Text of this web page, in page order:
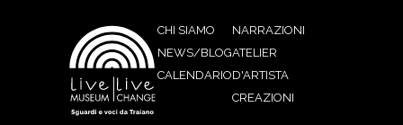
CHI SIAMO
NEWS/BLOG
CALENDARIO
NARRAZIONI
ATELIER
D'ARTISTA
CREAZIONI